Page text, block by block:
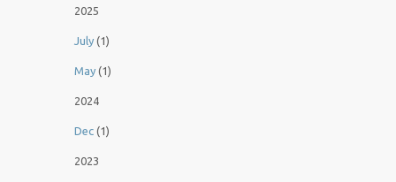
2025
July (1)
May (1)
2024
Dec (1)
2023